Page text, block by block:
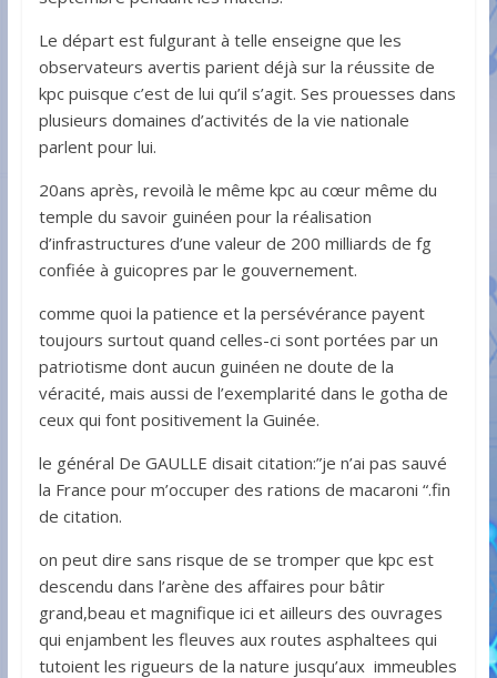
Le départ est fulgurant à telle enseigne que les
observateurs avertis parient déjà sur la réussite de
kpc puisque c’est de lui qu’il s’agit. Ses prouesses dans
plusieurs domaines d’activités de la vie nationale
parlent pour lui.
20ans après, revoilà le même kpc au cœur même du
temple du savoir guinéen pour la réalisation
d’infrastructures d’une valeur de 200 milliards de fg
confiée à guicopres par le gouvernement.
comme quoi la patience et la persévérance payent
toujours surtout quand celles-ci sont portées par un
patriotisme dont aucun guinéen ne doute de la
véracité, mais aussi de l’exemplarité dans le gotha de
ceux qui font positivement la Guinée.
le général De GAULLE disait citation:”je n’ai pas sauvé
la France pour m’occuper des rations de macaroni “.fin
de citation.
on peut dire sans risque de se tromper que kpc est
descendu dans l’arène des affaires pour bâtir
grand,beau et magnifique ici et ailleurs des ouvrages
qui enjambent les fleuves aux routes asphaltees qui
tutoient les rigueurs de la nature jusqu’aux immeubles